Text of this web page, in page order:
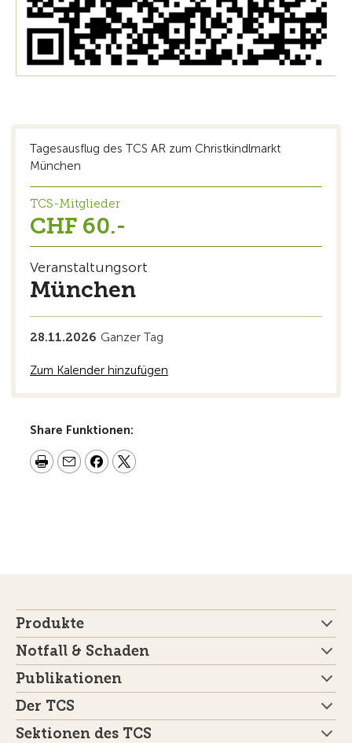
Tagesausflug des TCS AR zum Christkindlmarkt
München
TCS-Mitglieder
CHF 60.-
Veranstaltungsort
München
28.11.2026 Ganzer Tag
Zum Kalender hinzufügen
Share Funktionen:
Produkte
Notfall & Schaden
Publikationen
Der TCS
Sektionen des TCS